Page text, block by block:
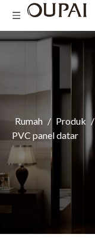
Rumah / Produk /
PVC panel datar